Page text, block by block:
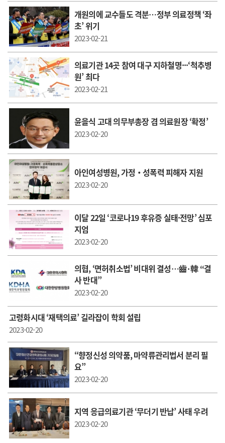
개원의에 교수들도 격분…정부 의료정책 ‘좌
초’ 위기
2023-02-21
의료기관 14곳 참여 대구 지하철명···‘척추병
원’ 최다
2023-02-21
윤을식 고대 의무부총장 겸 의료원장 ‘확정’
2023-02-20
아인여성병원, 가정‧성폭력 피해자 지원
2023-02-20
이달 22일 ‘코로나19 후유증 실태·전망’ 심포
지엄
2023-02-20
의협, ‘면허취소법’ 비대위 결성…齒·韓 “결
사 반대”
2023-02-20
고령화시대 ‘재택의료’ 길라잡이 학회 설립
2023-02-20
“향정신성 의약품, 마약류관리법서 분리 필
요”
2023-02-20
지역 응급의료기관 ‘무더기 반납’ 사태 우려
2023-02-20